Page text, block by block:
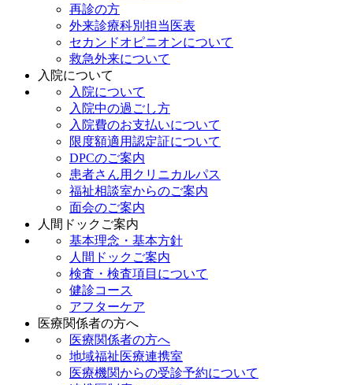
再診の方
外来診療科別担当医表
セカンドオピニオンについて
救急外来について
入院について
入院について
入院中の過ごし方
入院費のお支払いについて
限度額適用認定証について
DPCのご案内
患者さん用クリニカルパス
福祉相談室からのご案内
面会のご案内
人間ドックご案内
基本理念・基本方針
人間ドックご案内
検査・検査項目について
健診コース
アフターケア
医療関係者の方へ
医療関係者の方へ
地域福祉医療連携室
医療機関からの受診予約について